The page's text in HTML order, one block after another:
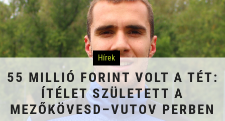
Hírek
55 MILLIÓ FORINT VOLT A TÉT:
ÍTÉLET SZÜLETETT A
MEZŐKÖVESD–VUTOV PERBEN